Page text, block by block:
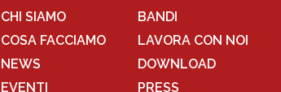
CHI SIAMO
COSA FACCIAMO
NEWS
EVENTI
BANDI
LAVORA CON NOI
DOWNLOAD
PRESS